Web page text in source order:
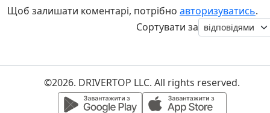
Щоб залишати коментарі, потрібно авторизуватись.
Сортувати за
©2026. DRIVERTOP LLC. All rights reserved.